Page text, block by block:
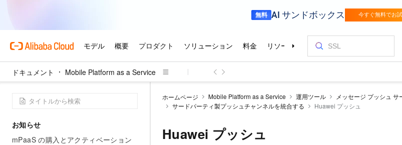
ドキュメント Mobile Platform as a Service
お知らせ
mPaaS の購入とアクティベーション
ホームページ Mobile Platform as a Service 運用ツール メッセージ プッシュ サ
サードパーティ製プッシュチャンネルを統合する
Huawei プッシュ
Huawei プッシュ